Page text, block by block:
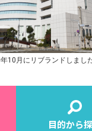
10月にリブランドしまし
目的から